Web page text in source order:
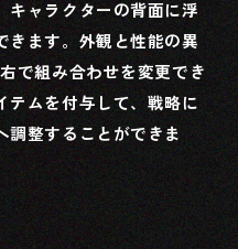
キャラクターの背面に浮
きます。外観と性能の異
で組み合わせを変更でき
テムを付与して、戦略に
調整することができま